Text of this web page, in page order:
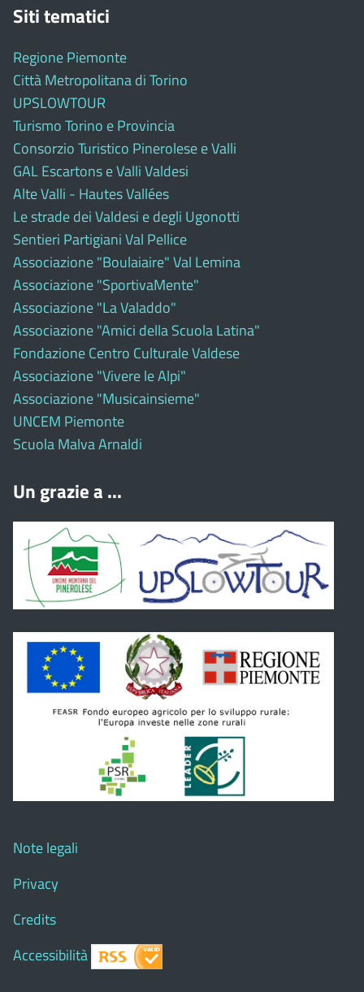
Siti tematici
Regione Piemonte
Città Metropolitana di Torino
UPSLOWTOUR
Turismo Torino e Provincia
Consorzio Turistico Pinerolese e Valli
GAL Escartons e Valli Valdesi
Alte Valli - Hautes Vallées
Le strade dei Valdesi e degli Ugonotti
Sentieri Partigiani Val Pellice
Associazione "Boulaiaire" Val Lemina
Associazione "SportivaMente"
Associazione "La Valaddo"
Associazione "Amici della Scuola Latina"
Fondazione Centro Culturale Valdese
Associazione "Vivere le Alpi"
Associazione "Musicainsieme"
UNCEM Piemonte
Scuola Malva Arnaldi
Un grazie a ...
Note legali
Privacy
Credits
Accessibilità